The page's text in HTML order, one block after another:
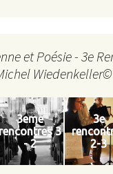
et Poésie - 3e
Wiedenkeller©
3eme
3
- 2
3e
2-3